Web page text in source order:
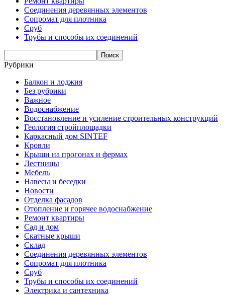
Соединения деревянных элементов
Сопромат для плотника
Сруб
Трубы и способы их соединений
Рубрики
Балкон и лоджия
Без рубрики
Важное
Водоснабжение
Восстановление и усиление строительных конструкций
Геология стройплощадки
Каркасный дом SINTEF
Кровли
Крыши на прогонах и фермах
Лестницы
Мебель
Навесы и беседки
Новости
Отделка фасадов
Отопление и горячее водоснабжение
Ремонт квартиры
Сад и дом
Скатные крыши
Склад
Соединения деревянных элементов
Сопромат для плотника
Сруб
Трубы и способы их соединений
Электрика и сантехника